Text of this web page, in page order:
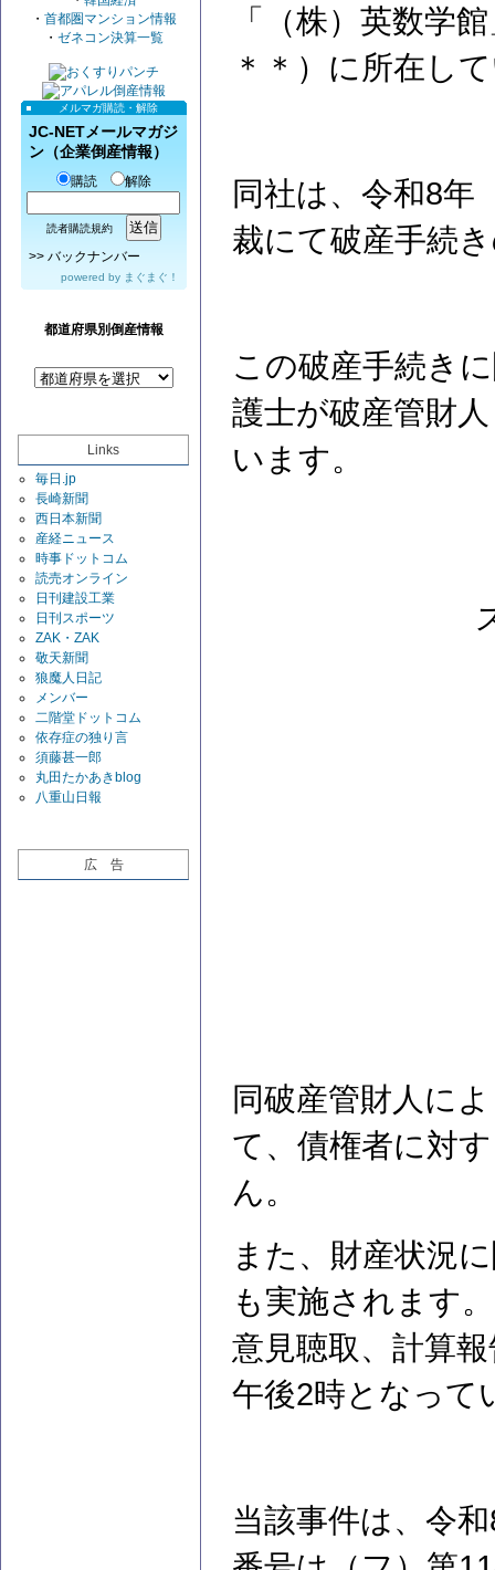
・ 首都圏マンション情報
・ ゼネコン決算一覧
メルマガ購読・解除
JC-NETメールマガジ
ン（企業倒産情報）
購読 解除
読者購読規約
>> バックナンバー
powered by まぐまぐ！
都道府県別倒産情報
Links
毎日.jp
長崎新聞
西日本新聞
産経ニュース
時事ドットコム
読売オンライン
日刊建設工業
日刊スポーツ
ZAK・ZAK
敬天新聞
狼魔人日記
メンバー
二階堂ドットコム
依存症の独り言
須藤甚一郎
丸田たかあきblog
八重山日報
広 告
「（株）英数学
＊＊）に所在し
同社は、令和8年
裁にて破産手続
この破産手続き
護士が破産管財
います。
同破産管財人に
て、債権者に対
ん。
また、財産状況
も実施されます
意見聴取、計算
午後2時となって
当該事件は、令